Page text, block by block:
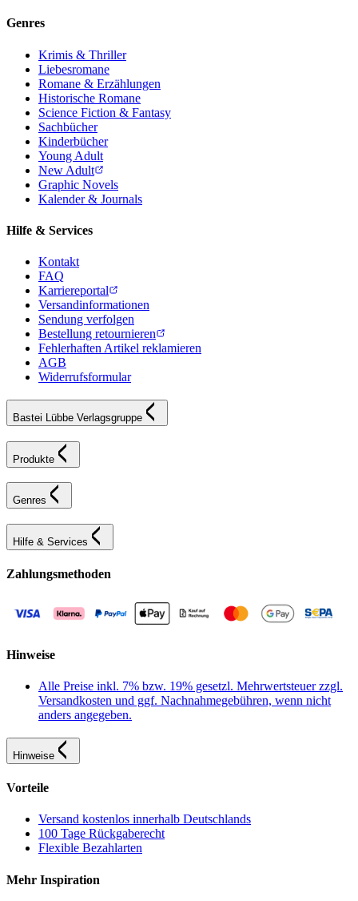
Genres
Krimis & Thriller
Liebesromane
Romane & Erzählungen
Historische Romane
Science Fiction & Fantasy
Sachbücher
Kinderbücher
Young Adult
New Adult
Graphic Novels
Kalender & Journals
Hilfe & Services
Kontakt
FAQ
Karriereportal
Versandinformationen
Sendung verfolgen
Bestellung retournieren
Fehlerhaften Artikel reklamieren
AGB
Widerrufsformular
Bastei Lübbe Verlagsgruppe
Produkte
Genres
Hilfe & Services
Zahlungsmethoden
Hinweise
Alle Preise inkl. 7% bzw. 19% gesetzl. Mehrwertsteuer zzgl.
Versandkosten und ggf. Nachnahmegebühren, wenn nicht
anders angegeben.
Hinweise
Vorteile
Versand kostenlos innerhalb Deutschlands
100 Tage Rückgaberecht
Flexible Bezahlarten
Mehr Inspiration